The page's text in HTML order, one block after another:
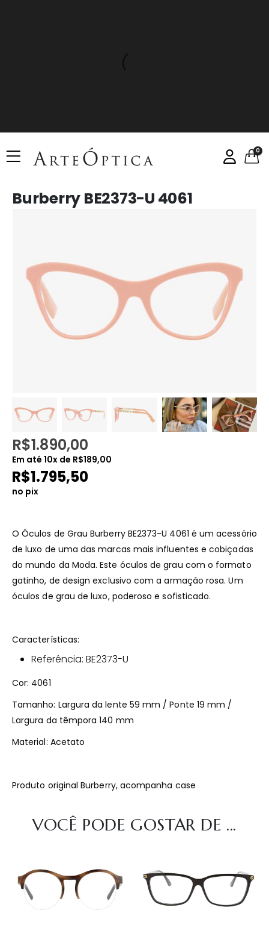
0
Burberry BE2373-U 4061
R$1.890,00
Em até 10x de R$189,00
R$1.795,50
no pix
O Óculos de Grau Burberry BE2373-U 4061 é um acessório
de luxo de uma das marcas mais influentes e cobiçadas
do mundo da Moda. Este óculos de grau com o formato
gatinho, de design exclusivo com a armação rosa. Um
óculos de grau de luxo, poderoso e sofisticado.
Características:
Referência: BE2373-U
Cor: 4061
Tamanho: Largura da lente 59 mm / Ponte 19 mm /
Largura da têmpora 140 mm
Material: Acetato
Produto original Burberry, acompanha case
VOCÊ PODE GOSTAR DE ...